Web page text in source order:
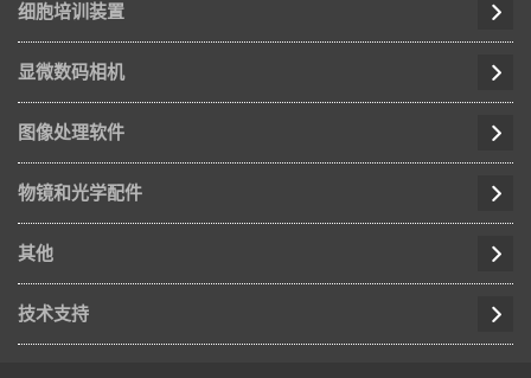
细胞培训装置
显微数码相机
图像处理软件
物镜和光学配件
其他
技术支持